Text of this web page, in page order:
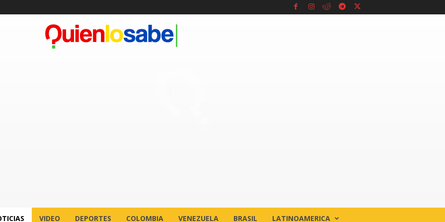
VIDEO DEPORTES COLOMBIA VENEZUELA BRASIL LATINOAMERICA